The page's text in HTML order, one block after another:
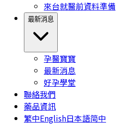
來台就醫前資料準備
最新消息
孕醫寶寶
最新消息
好孕學堂
聯絡我們
藥品資訊
繁中English日本語简中